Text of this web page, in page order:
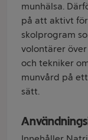
munhälsa.
på att aktivt
skolprogram
volontärer
och tekniker
munvård på
sätt.